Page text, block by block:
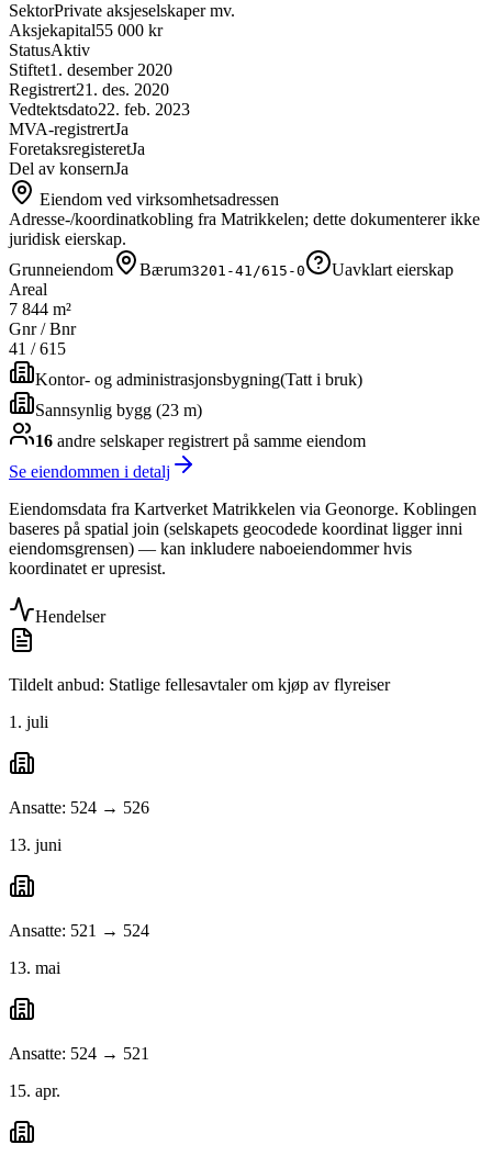
SektorPrivate aksjeselskaper mv.
Aksjekapital55 000 kr
StatusAktiv
Stiftet1. desember 2020
Registrert21. des. 2020
Vedtektsdato22. feb. 2023
MVA-registrertJa
ForetaksregisteretJa
Del av konsernJa
Eiendom ved virksomhetsadressen
Adresse-/koordinatkobling fra Matrikkelen; dette dokumenterer ikke
juridisk eierskap.
Grunneiendom
Bærum3201-41/615-0
Uavklart eierskap
Areal
7 844 m²
Gnr / Bnr
41 /615
Kontor- og administrasjonsbygning(Tatt i bruk)
Sannsynlig bygg (23 m)
16 andre selskaperregistrert på samme eiendom
Se eiendommen i detalj
Eiendomsdata fra Kartverket Matrikkelen via Geonorge. Koblingen
baseres på spatial join (selskapets geocodede koordinat ligger inni
eiendomsgrensen) — kan inkludere naboeiendommer hvis
koordinatet er upresist.
Hendelser
Tildelt anbud: Statlige fellesavtaler om kjøp av flyreiser
1. juli
Ansatte: 524 → 526
13. juni
Ansatte: 521 → 524
13. mai
Ansatte: 524 → 521
15. apr.